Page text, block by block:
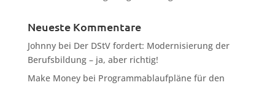
Neueste Kommentare
Johnnybei Der DStV fordert: Modernisierung der
Berufsbildung – ja, aber richtig!
Make Moneybei Programmablaufpläne für den